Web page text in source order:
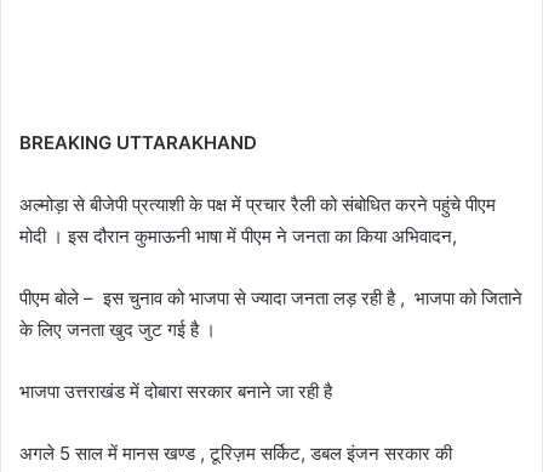
BREAKING UTTARAKHAND
अल्मोड़ा से बीजेपी प्रत्याशी के पक्ष में प्रचार रैली को संबोधित करने पहुंचे पीएम
मोदी । इस दौरान कुमाऊनी भाषा में पीएम ने जनता का किया अभिवादन,
पीएम बोले – इस चुनाव को भाजपा से ज्यादा जनता लड़ रही है , भाजपा को जिताने
के लिए जनता खुद जुट गई है ।
भाजपा उत्तराखंड में दोबारा सरकार बनाने जा रही है
अगले 5 साल में मानस खण्ड , टूरिज़म सर्किट, डबल इंजन सरकार की